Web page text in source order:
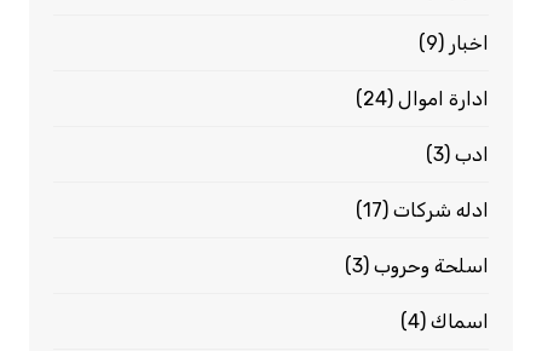
اخبار (9)
ادارة اموال(24)
ادب(3)
ادله شركات(17)
اسلحة وحروب(3)
اسماك(4)